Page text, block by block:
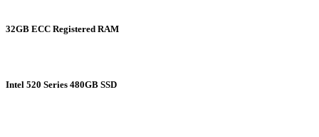
32GB ECC Registered RAM
Intel 520 Series 480GB SSD